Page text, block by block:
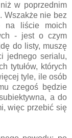
w poprzednim
Wszakże nie bez
na liście moich
- jest o czym
do listy, muszę
jednego serialu,
tytułów, których
tyle, ile osób
czegoś będzie
a do
więc przebić się